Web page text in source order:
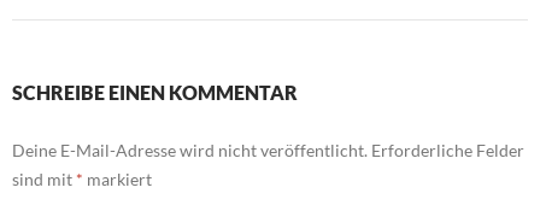
SCHREIBE EINEN KOMMENTAR
Deine E-Mail-Adresse wird nicht veröffentlicht. Erforderliche Felder
sind mit * markiert